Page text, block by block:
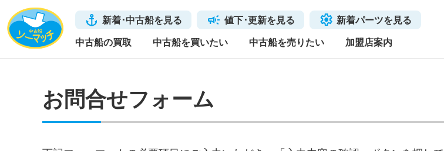
新着･中古船を見る 値下･更新を見る 新着パーツを見る
中古船の買取 中古船を買いたい 中古船を売りたい 加盟店案内
お問合せフォーム